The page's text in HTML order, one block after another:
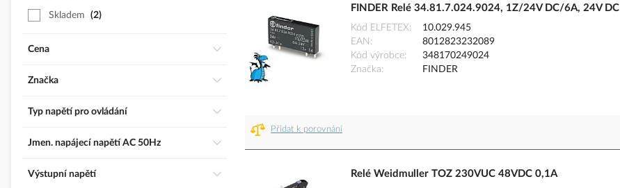
FINDER Relé 34.81.7.024.9024, 1Z/24V DC/6A, 24V DC
Kód ELFETEX
10.029.945
EAN
8012823232089
Kód výrobce
348170249024
Značka
FINDER
Přidat k porovnání
Relé Weidmuller TOZ 230VUC 48VDC 0,1A
Skladem 2
Cena
Značka
Typ napětí pro ovládání
Jmen. napájecí napětí AC 50Hz
Výstupní napětí